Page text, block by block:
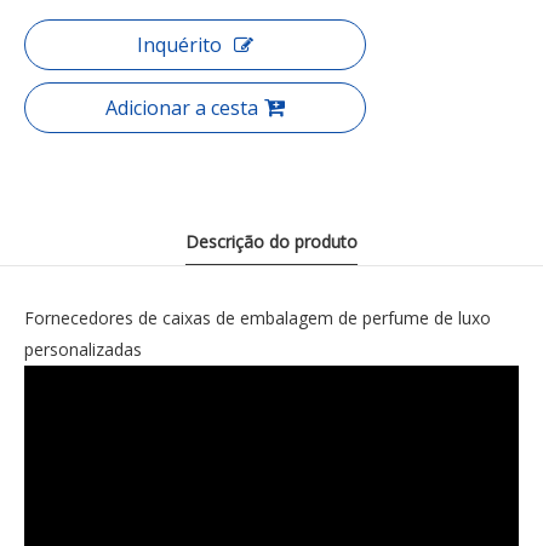
Inquérito
Adicionar a cesta
Descrição do produto
Fornecedores de caixas de embalagem de perfume de luxo
personalizadas